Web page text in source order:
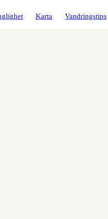
Karta Vandringstips